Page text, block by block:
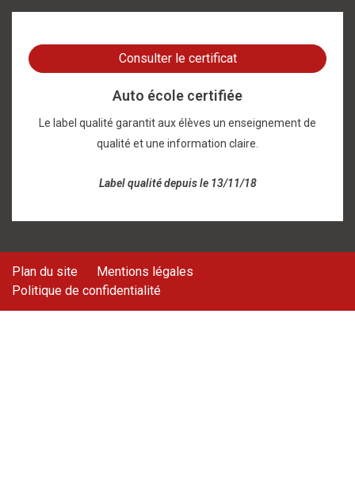
Consulter le certificat
Auto école certifiée
Le label qualité garantit aux élèves un enseignement de
qualité et une information claire.
Label qualité depuis le 13/11/18
Plan du site
Mentions légales
Politique de confidentialité